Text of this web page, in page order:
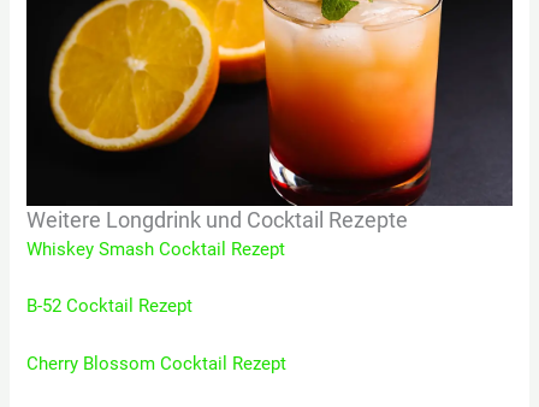
Weitere Longdrink und Cocktail Rezepte
Whiskey Smash Cocktail Rezept
B-52 Cocktail Rezept
Cherry Blossom Cocktail Rezept